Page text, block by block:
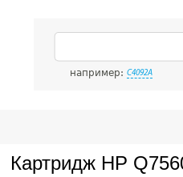
например: C4092A
Картридж HP